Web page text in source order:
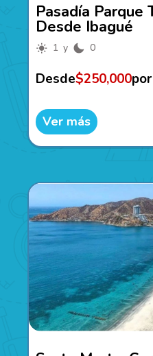
Pasadía Parque
Desde Ibagué
1 y 0
Desde$250,000
Ver más